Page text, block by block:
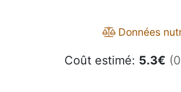
Données
Coût estimé: 5.3€